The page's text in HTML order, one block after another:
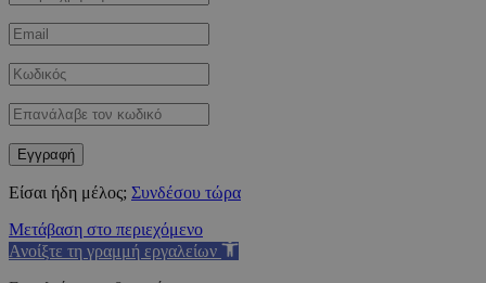
Είσαι ήδη μέλος; Συνδέσου τώρα
Μετάβαση στο περιεχόμενο
Ανοίξτε τη γραμμή εργαλείων